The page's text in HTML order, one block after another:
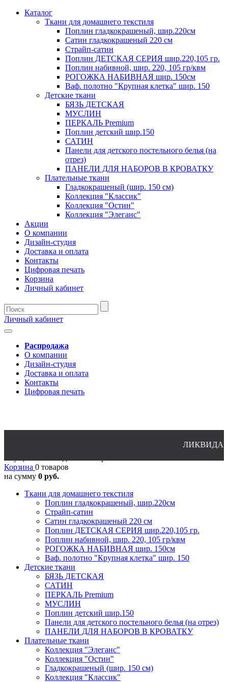
Каталог
Ткани для домашнего текстиля
Поплин гладкокрашеный, шир.220см
Сатин гладкокрашеный 220 см
Страйп-сатин
Поплин ДЕТСКАЯ СЕРИЯ шир.220,105 гр.
Поплин набивной, шир. 220, 105 гр/квм
РОГОЖКА НАБИВНАЯ шир. 150см
Ваф. полотно "Крупная клетка" шир. 150
Детские ткани
БЯЗЬ ДЕТСКАЯ
МУСЛИН
ПЕРКАЛЬ Premium
Поплин детский шир.150
САТИН
Панели для детского постельного белья (на
отрез)
ПАНЕЛИ ДЛЯ НАБОРОВ В КРОВАТКУ
Плательные ткани
Гладкокрашеный (шир. 150 см)
Коллекция "Классик"
Коллекция "Остин"
Коллекция "Элеганс"
Акции
О компании
Дизайн-студия
Доставка и оплата
Контакты
Цифровая печать
Корзина
Личный кабинет
Личный кабинет
Распродажа
О компании
Дизайн-студия
Доставка и оплата
Контакты
Цифровая печать
Корзина 0 товаров
на сумму 0 руб.
Ткани для домашнего текстиля
Поплин гладкокрашеный, шир.220см
Страйп-сатин
Сатин гладкокрашеный 220 см
Поплин ДЕТСКАЯ СЕРИЯ шир.220,105 гр.
Поплин набивной, шир. 220, 105 гр/квм
РОГОЖКА НАБИВНАЯ шир. 150см
Ваф. полотно "Крупная клетка" шир. 150
Детские ткани
БЯЗЬ ДЕТСКАЯ
САТИН
ПЕРКАЛЬ Premium
МУСЛИН
Поплин детский шир.150
Панели для детского постельного белья (на отрез)
ПАНЕЛИ ДЛЯ НАБОРОВ В КРОВАТКУ
Плательные ткани
Коллекция "Элеганс"
Коллекция "Остин"
Гладкокрашеный (шир. 150 см)
Коллекция "Классик"